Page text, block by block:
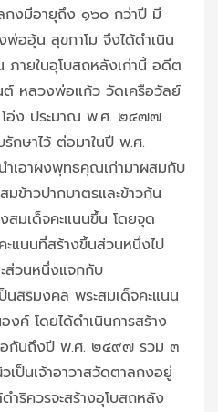
กงมีอายุถึง ๑๖๐ กว่าปี มี
ออุ้น สุขกาโม จึงได้ดำเนิน
ภายในอุโบสถหลังเก่านี้ อดีต
ต์ หลวงพ่อแก้ว วัดเครือวัลย์
โอ่ง ประมาณ พ.ศ. ๒๔๗๗
กษาไว้ ต่อมาในปี พ.ศ.
เอาผงพุทธคุณเก่ามาผสมกับ
ข้าวปากบาตรและข้าวก้น
มเด็จคะแนนขึ้น โดยจุด
ะแนนที่สร้างขึ้นส่วนหนึ่งไป
ส่วนหนึ่งแจกกับ
สิริมงคล พระสมเด็จคะแนน
ค์ โดยได้ดำเนินการสร้าง
กันถึงปี พ.ศ. ๒๔๙๗ รวม ๓
ป็นเจ้าอาวาสวัดตาลกงอยู่
ำริควรจะสร้างอุโบสถหลัง